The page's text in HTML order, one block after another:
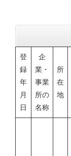
登
録
年
月
日
企
業・
事業
所の
名称
所
在
地